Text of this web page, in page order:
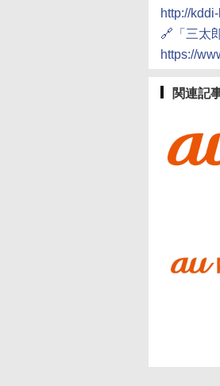
http://
🔗「三太
https://
関連記